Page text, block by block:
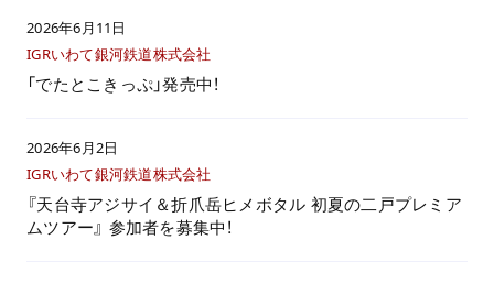
2026年6月11日
IGRいわて銀河鉄道株式会社
「でたとこきっぷ」発売中！
2026年6月2日
IGRいわて銀河鉄道株式会社
『天台寺アジサイ＆折爪岳ヒメボタル 初夏の二戸プレミア
ムツアー』 参加者を募集中！